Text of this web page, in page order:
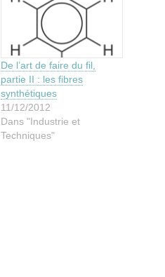
De l’art de faire du fil,
partie II : les fibres
synthétiques
11/12/2012
Dans "Industrie et
Techniques"